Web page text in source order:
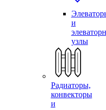
и
узлы
Радиаторы,
конвекторы
и